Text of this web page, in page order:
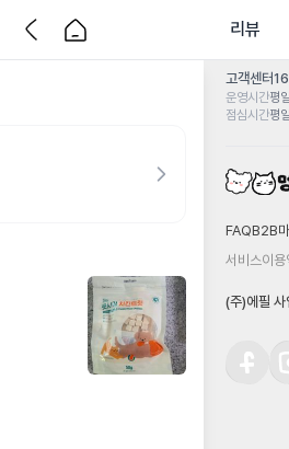
리뷰
고객센터
운영시간평
점심시간평
FAQB2B
서비스이용
(주)에필 사